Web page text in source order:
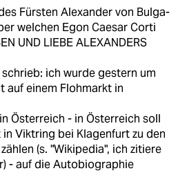
Fürsten Alexander von Bulga-
welchen Egon Caesar Corti
UND LIEBE ALEXANDERS
schrieb: ich wurde gestern um
auf einem Flohmarkt in
Österreich - in Österreich soll
Viktring bei Klagenfurt zu den
(s. "Wikipedia", ich zitiere
- auf die Autobiographie